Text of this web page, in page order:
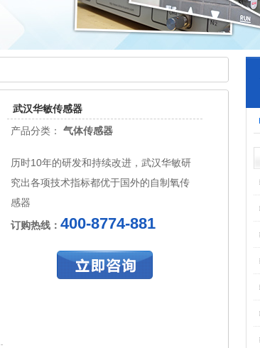
武汉华敏传感器
产品分类： 气体传感器
历时10年的研发和持续改进，武汉华敏研
究出各项技术指标都优于国外的自制氧传
感器
订购热线： 400-8774-881